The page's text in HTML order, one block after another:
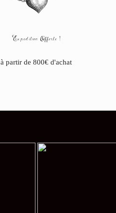
Expedition Offerte !
à partir de 800€ d'achat